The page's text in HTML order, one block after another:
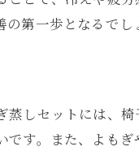
第一歩となるでし
しセットには、
す。また、よもぎ